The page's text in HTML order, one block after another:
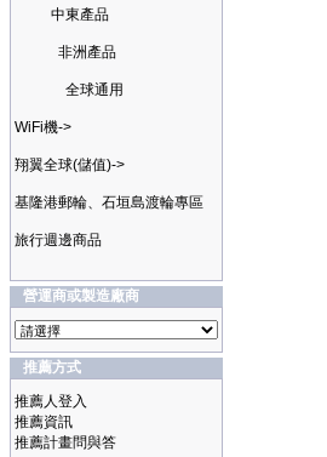
中東產品
非洲產品
全球通用
WiFi機->
翔翼全球(儲值)->
基隆港郵輪、石垣島渡輪專區
旅行週邊商品
營運商或製造廠商
推薦方式
推薦人登入
推薦資訊
推薦計畫問與答